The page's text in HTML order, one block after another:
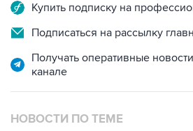
Купить подписку на
Подписаться на рассылку
Получать оперативные
канале
НОВОСТИ ПО ТЕМЕ